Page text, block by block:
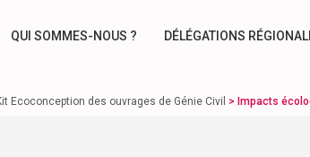
QUI SOMMES-NOUS ? DÉLÉGATIONS
Ecoconception des ouvrages de Génie Civil > Impacts